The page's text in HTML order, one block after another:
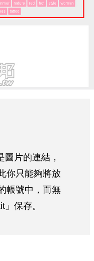
圖片的連結，
你只能夠將放
帳號中，而無
保存。